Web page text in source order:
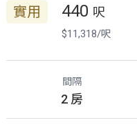
實用 440 呎
$11,318/呎
間隔
2 房